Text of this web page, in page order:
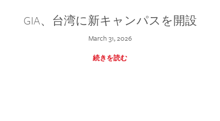
GIA、台湾に新キャンパスを開設
March 31, 2026
続きを読む